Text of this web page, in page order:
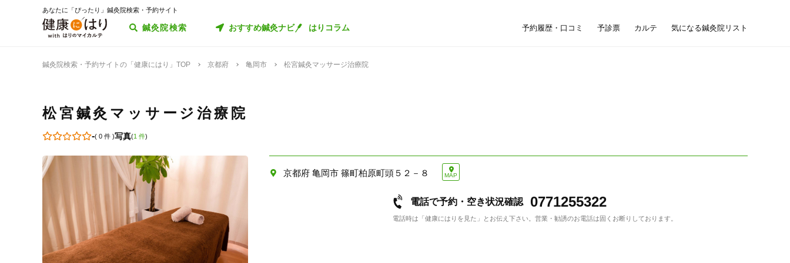
あなたに「ぴったり」鍼灸院検索・予約サイト
鍼灸院検索 おすすめ鍼灸ナビ はりコラム 予約履歴・口コミ 予診票 カルテ 気になる鍼灸院リスト
鍼灸院検索・予約サイトの「健康にはり」TOP 京都府 亀岡市 松宮鍼灸マッサージ治療院
松宮鍼灸マッサージ治療院
-( 0 件)写真(1 件)
京都府 亀岡市 篠町柏原町頭５２－８ MAP
電話で予約・空き状況確認 0771255322
電話時は「健康にはりを見た」とお伝え下さい。 営業・勧誘のお電話は固くお断りしております。